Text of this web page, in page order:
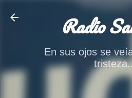
Radio
En sus ojos se